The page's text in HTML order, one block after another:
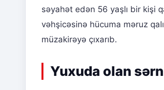
səyahət edən 56 yaşlı bir kişi
vəhşicəsinə hücuma məruz
müzakirəyə çıxarıb.
Yuxuda olan